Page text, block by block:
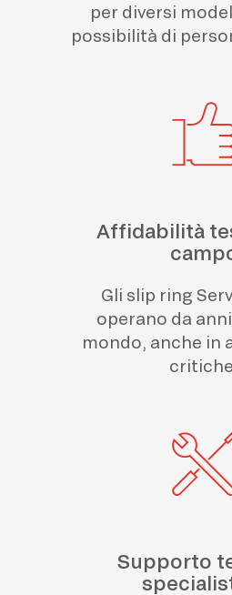
per diversi
possibilità di
Affidabilità
Gli slip ring
operano da
mondo, anche in
Supporto